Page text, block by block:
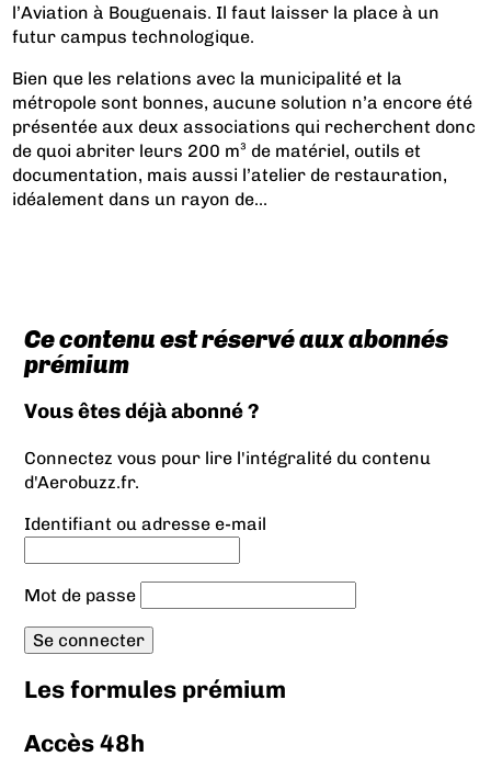
l’Aviation à Bouguenais. Il faut laisser la place à un
futur campus technologique.
Bien que les relations avec la municipalité et la
métropole sont bonnes, aucune solution n’a encore été
présentée aux deux associations qui recherchent donc
de quoi abriter leurs 200 m³ de matériel, outils et
documentation, mais aussi l’atelier de restauration,
idéalement dans un rayon de...
Ce contenu est réservé aux abonnés
prémium
Vous êtes déjà abonné ?
Connectez vous pour lire l'intégralité du contenu
d'Aerobuzz.fr.
Identifiant ou adresse e-mail
Mot de passe
Les formules prémium
Accès 48h